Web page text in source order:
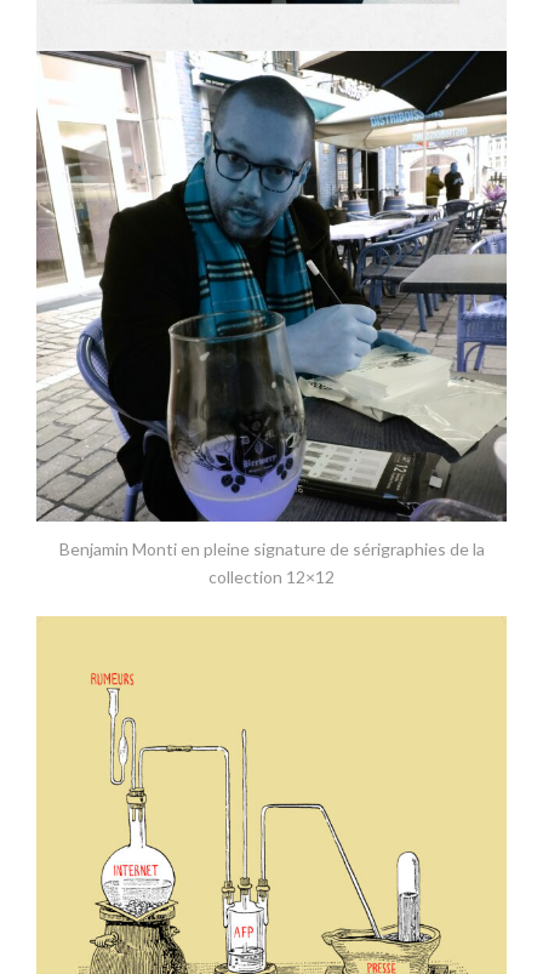
Benjamin Monti en pleine signature de sérigraphies de la
collection 12×12